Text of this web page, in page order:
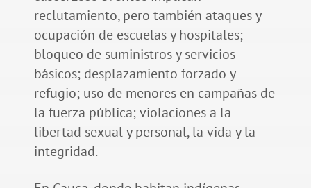
reclutamiento, pero también ataques y
ocupación de escuelas y hospitales;
bloqueo de suministros y servicios
básicos; desplazamiento forzado y
refugio; uso de menores en campañas de
la fuerza pública; violaciones a la
libertad sexual y personal, la vida y la
integridad.